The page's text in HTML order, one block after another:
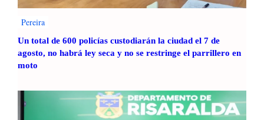
Pereira
Un total de 600 policías custodiarán la ciudad el 7 de
agosto, no habrá ley seca y no se restringe el parrillero en
moto